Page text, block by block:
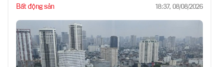
Bất động sản 18:37, 08/08/2026